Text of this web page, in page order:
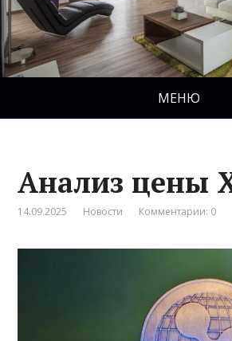
МЕНЮ
Анализ цены
14.09.2025 Новости Комментарии: 0